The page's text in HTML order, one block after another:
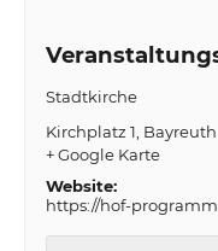
Stadtkirche
Kirchplatz 1 Bayreuth
+ Google Karte
Website:
https://hof-